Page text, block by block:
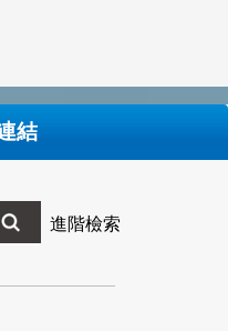
結
進階檢索